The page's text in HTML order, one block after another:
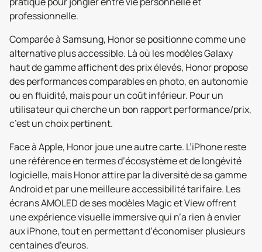
professionnelle.
Comparée à Samsung, Honor se positionne comme une
alternative plus accessible. Là où les modèles Galaxy
haut de gamme affichent des prix élevés, Honor propose
des performances comparables en photo, en autonomie
ou en fluidité, mais pour un coût inférieur. Pour un
utilisateur qui cherche un bon rapport performance/prix,
c’est un choix pertinent.
Face à Apple, Honor joue une autre carte. L’iPhone reste
une référence en termes d’écosystème et de longévité
logicielle, mais Honor attire par la diversité de sa gamme
Android et par une meilleure accessibilité tarifaire. Les
écrans AMOLED de ses modèles Magic et View offrent
une expérience visuelle immersive qui n’a rien à envier
aux iPhone, tout en permettant d’économiser plusieurs
centaines d’euros.